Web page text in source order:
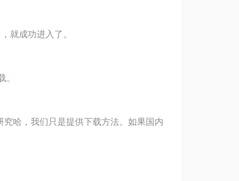
就成功进入了。
哈，我们只是提供下载方法。如果国内